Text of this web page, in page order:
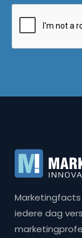
iedere dag